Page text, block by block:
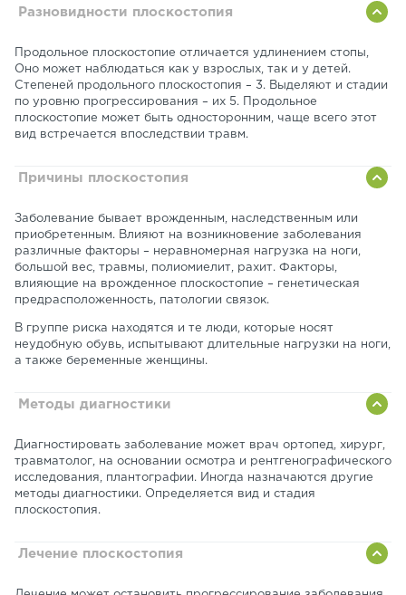
Разновидности плоскостопия
Продольное плоскостопие отличается удлинением стопы,
Оно может наблюдаться как у взрослых, так и у детей.
Степеней продольного плоскостопия – 3. Выделяют и стадии
по уровню прогрессирования – их 5. Продольное
плоскостопие может быть односторонним, чаще всего этот
вид встречается впоследствии травм.
Причины плоскостопия
Заболевание бывает врожденным, наследственным или
приобретенным. Влияют на возникновение заболевания
различные факторы – неравномерная нагрузка на ноги,
большой вес, травмы, полиомиелит, рахит. Факторы,
влияющие на врожденное плоскостопие – генетическая
предрасположенность, патологии связок.
В группе риска находятся и те люди, которые носят
неудобную обувь, испытывают длительные нагрузки на ноги,
а также беременные женщины.
Методы диагностики
Диагностировать заболевание может врач ортопед, хирург,
травматолог, на основании осмотра и рентгенографического
исследования, плантографии. Иногда назначаются другие
методы диагностики. Определяется вид и стадия
плоскостопия.
Лечение плоскостопия